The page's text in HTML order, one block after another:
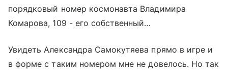
порядковый номер космонавта Владимира
Комарова, 109 - его собственный…
Увидеть Александра Самокутяева прямо в игре и
в форме с таким номером мне не довелось. Но так